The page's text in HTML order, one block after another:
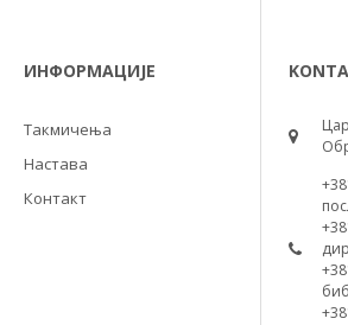
ИНФОРМАЦИЈЕ
Такмичења
Настава
Контакт